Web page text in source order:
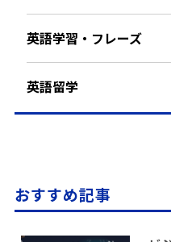
英語学習・フレーズ
英語留学
おすすめ記事